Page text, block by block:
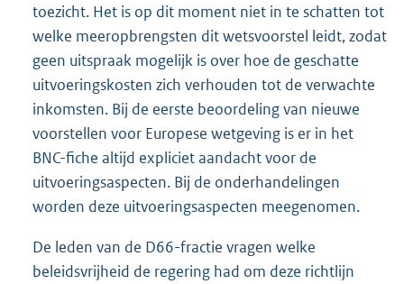
toezicht. Het is op dit moment niet in te schatten tot
welke meeropbrengsten dit wetsvoorstel leidt, zodat
geen uitspraak mogelijk is over hoe de geschatte
uitvoeringskosten zich verhouden tot de verwachte
inkomsten. Bij de eerste beoordeling van nieuwe
voorstellen voor Europese wetgeving is er in het
BNC-fiche altijd expliciet aandacht voor de
uitvoeringsaspecten. Bij de onderhandelingen
worden deze uitvoeringsaspecten meegenomen.
De leden van de D66-fractie vragen welke
beleidsvrijheid de regering had om deze richtlijn